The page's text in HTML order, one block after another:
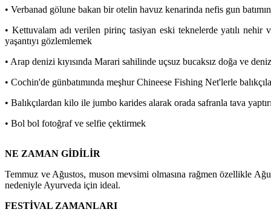
• Verbanad gölune bakan bir otelin havuz kenarinda nefis gun
• Kettuvalam adı verilen pirinç tasiyan eski teknelerde yatılı nehir
yaşantıyı gözlemlemek
• Arap denizi kıyısında Marari sahilinde uçsuz bucaksız doğa ve
• Cochin'de günbatımında meşhur Chineese Fishing Net'lerle
• Balıkçılardan kilo ile jumbo karides alarak orada safranla tava
• Bol bol fotoğraf ve selfie çektirmek
NE ZAMAN GİDİLİR
Temmuz ve Ağustos, muson mevsimi olmasına rağmen özellikle
nedeniyle Ayurveda için ideal.
FESTİVAL ZAMANLARI